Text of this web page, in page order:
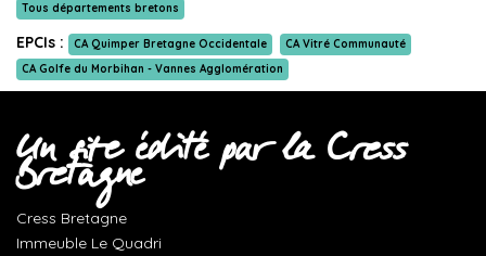
Tous départements bretons
EPCIs : CA Quimper Bretagne Occidentale
CA Vitré Communauté
CA Golfe du Morbihan - Vannes Agglomération
Un site édité par la Cress
Bretagne
Cress Bretagne
Immeuble Le Quadri